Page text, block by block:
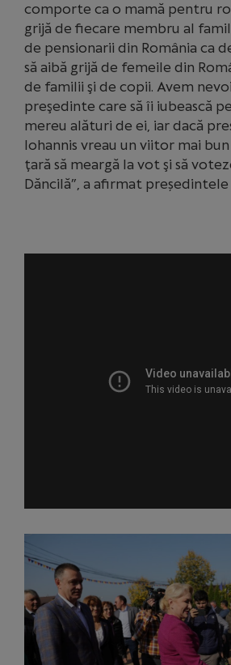
comporte ca o mamă pentru
grijă de fiecare membru al
de pensionarii din România ca
să aibă grijă de femeile din
de familii şi de copii. Avem
preşedinte care să îi iubească
mereu alături de ei, iar dacă
Iohannis vreau un viitor mai
ţară să meargă la vot şi să
Dăncilă”, a afirmat președintele